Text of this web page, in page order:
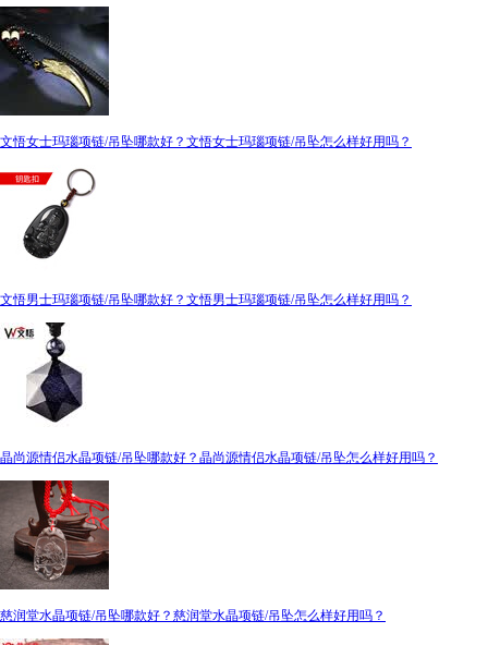
文悟女士玛瑙项链/吊坠哪款好？文悟女士玛瑙项链/吊坠怎么样好用吗？
文悟男士玛瑙项链/吊坠哪款好？文悟男士玛瑙项链/吊坠怎么样好用吗？
晶尚源情侣水晶项链/吊坠哪款好？晶尚源情侣水晶项链/吊坠怎么样好用吗？
慈润堂水晶项链/吊坠哪款好？慈润堂水晶项链/吊坠怎么样好用吗？